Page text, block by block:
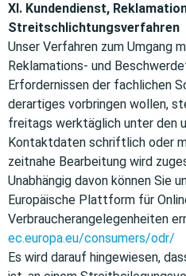
XI. Kundendienst,
Streitschlichtungsverfahren
Unser Verfahren zum Umgang
Reklamations- und
Erfordernissen der fachlichen
derartiges vorbringen wollen,
freitags werktäglich unter den
Kontaktdaten schriftlich oder
zeitnahe Bearbeitung wird
Unabhängig davon können Sie
Europäische Plattform für
Verbraucherangelegenheiten
ec.europa.eu/consumers/odr/
Es wird darauf hingewiesen,